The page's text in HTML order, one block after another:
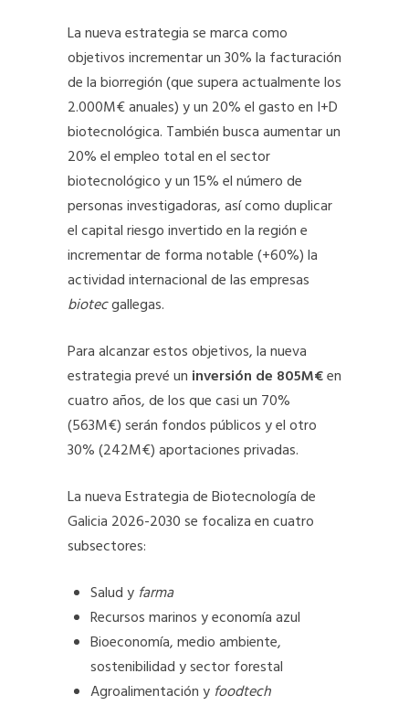
La nueva estrategia se marca como
objetivos incrementar un 30% la facturación
de la biorregión (que supera actualmente los
2.000M€ anuales) y un 20% el gasto en I+D
biotecnológica. También busca aumentar un
20% el empleo total en el sector
biotecnológico y un 15% el número de
personas investigadoras, así como duplicar
el capital riesgo invertido en la región e
incrementar de forma notable (+60%) la
actividad internacional de las empresas
biotecgallegas.
Para alcanzar estos objetivos, la nueva
estrategia prevé un inversión de 805M€en
cuatro años, de los que casi un 70%
(563M€) serán fondos públicos y el otro
30% (242M€) aportaciones privadas.
La nueva Estrategia de Biotecnología de
Galicia 2026-2030 se focaliza en cuatro
subsectores:
Salud y farma
Recursos marinos y economía azul
Bioeconomía, medio ambiente,
sostenibilidad y sector forestal
Agroalimentación y foodtech